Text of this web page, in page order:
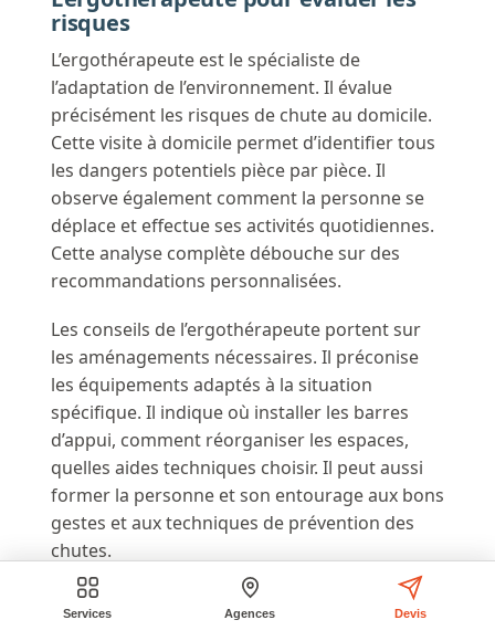
Services Agences Devis
risques
L’ergothérapeute est le spécialiste de
l’adaptation de l’environnement. Il évalue
précisément les risques de chute au domicile.
Cette visite à domicile permet d’identifier tous
les dangers potentiels pièce par pièce. Il
observe également comment la personne se
déplace et effectue ses activités quotidiennes.
Cette analyse complète débouche sur des
recommandations personnalisées.
Les conseils de l’ergothérapeute portent sur
les aménagements nécessaires. Il préconise
les équipements adaptés à la situation
spécifique. Il indique où installer les barres
d’appui, comment réorganiser les espaces,
quelles aides techniques choisir. Il peut aussi
former la personne et son entourage aux bons
gestes et aux techniques de prévention des
chutes.
La consultation d’un ergothérapeute peut être
prescrite par le médecin traitant. Les séances